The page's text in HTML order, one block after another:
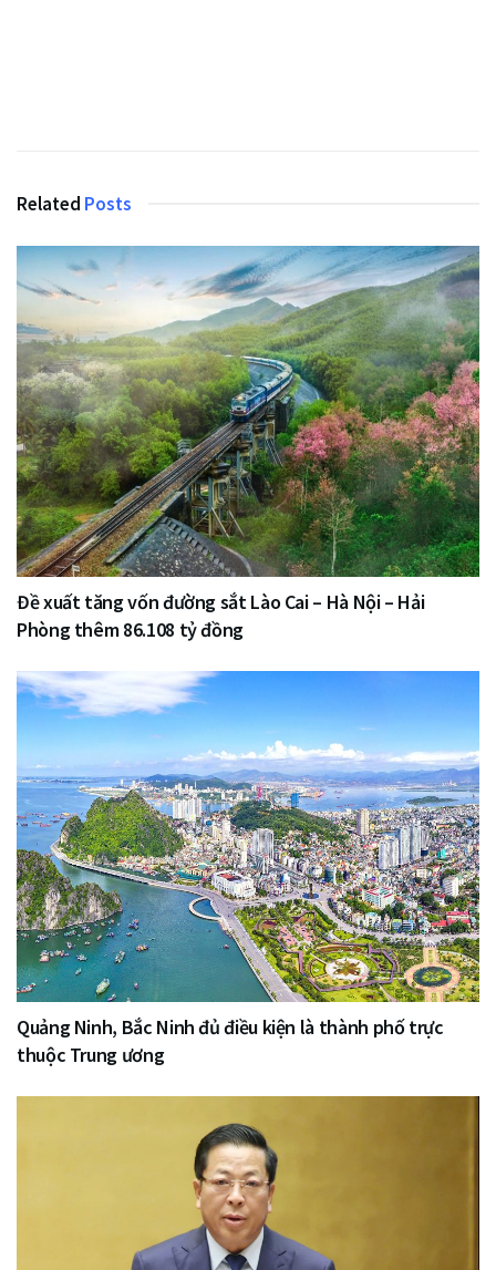
Related Posts
Đề xuất tăng vốn đường sắt Lào Cai – Hà Nội – Hải
Phòng thêm 86.108 tỷ đồng
Quảng Ninh, Bắc Ninh đủ điều kiện là thành phố trực
thuộc Trung ương